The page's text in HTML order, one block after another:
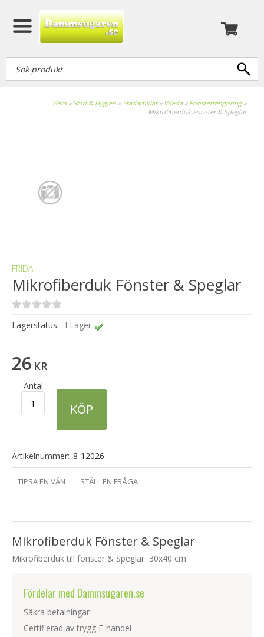
Hem» Städ & Hygien » Städartiklar» Vileda» Fönsterrengöring»
Mikrofiberduk Fönster & Speglar
FRIDA
Mikrofiberduk Fönster & Speglar
Lagerstatus: I Lager
26 KR
Antal
KÖP
Artikelnummer: 8-12026
TIPSA EN VÄN STÄLL EN FRÅGA
Mikrofiberduk Fönster & Speglar
Mikrofiberduk till fönster & Speglar 30x40 cm
Fördelar med Dammsugaren.se
Säkra betalningar
Certifierad av trygg E-handel